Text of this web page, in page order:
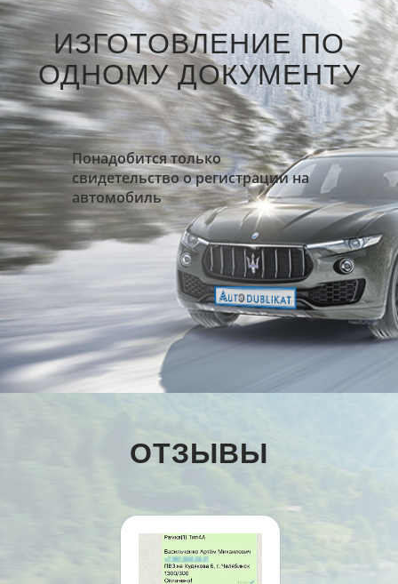
ИЗГОТОВЛЕНИЕ ПО
ОДНОМУ ДОКУМЕНТУ
Понадобится только
свидетельство о регистрации на
автомобиль
ОТЗЫВЫ